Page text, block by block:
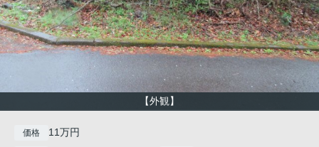
【外観】
価格 11万円